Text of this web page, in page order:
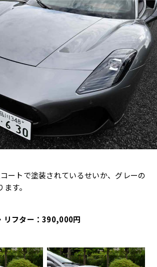
ートで塗装されているせいか、グレーの
す。
リフター：390,000円